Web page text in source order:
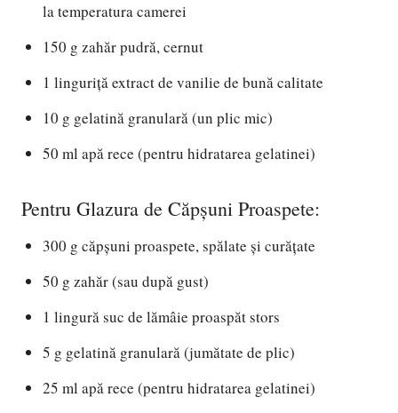
la temperatura camerei
150 g zahăr pudră, cernut
1 linguriță extract de vanilie de bună calitate
10 g gelatină granulară (un plic mic)
50 ml apă rece (pentru hidratarea gelatinei)
Pentru Glazura de Căpșuni Proaspete:
300 g căpșuni proaspete, spălate și curățate
50 g zahăr (sau după gust)
1 lingură suc de lămâie proaspăt stors
5 g gelatină granulară (jumătate de plic)
25 ml apă rece (pentru hidratarea gelatinei)